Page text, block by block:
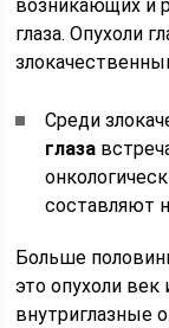
возникающих и
глаза. Опухоли
Среди
глаза
составляют
Больше
это опухоли
внутриглазные